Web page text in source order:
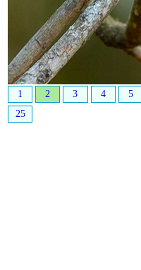
1 2 3 4 5
25